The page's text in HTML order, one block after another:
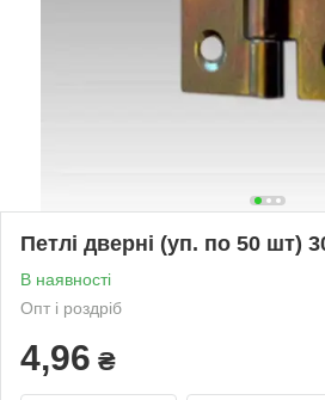
Петлі дверні (уп. по 50 шт)
В наявності
Опт і роздріб
4,96 ₴